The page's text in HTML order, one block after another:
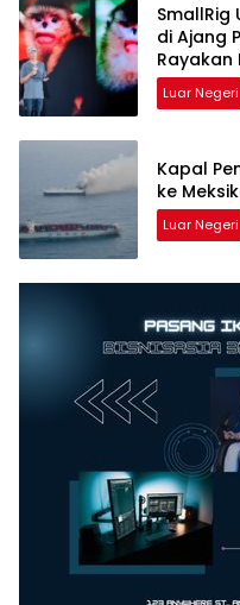
SmallRig
di Ajang
Rayakan
Luar Negeri
Kapal
ke
Luar Negeri